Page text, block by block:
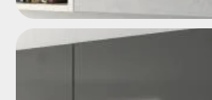
Efecto material